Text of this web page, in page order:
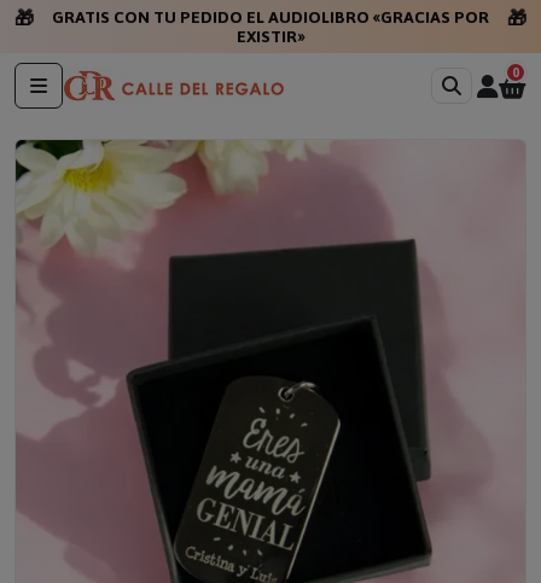
🎁
GRATIS CON TU PEDIDO EL AUDIOLIBRO «GRACIAS POR
EXISTIR»
🎁
0